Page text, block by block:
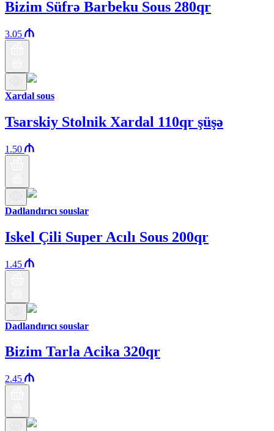
Bizim Süfrə Barbeku Sous 280qr
3.05
Xardal sous
Tsarskiy Stolnik Xardal 110qr şüşə
1.50
Dadlandırıcı souslar
Iskel Çili Super Acılı Sous 200qr
1.45
Dadlandırıcı souslar
Bizim Tarla Acika 320qr
2.45